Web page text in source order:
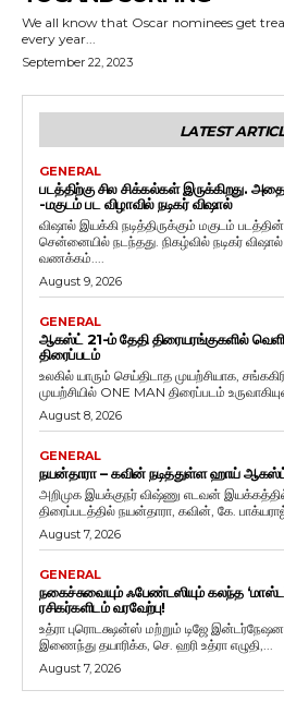
We all know that Oscar nominees get
every year...
September 22, 2023
LATEST
GENERAL
படத்திற்கு சில சிக்கல்கள் இருக்கிறது.
-மகுடம் பட விழாவில் நடிகர் விஷால்
விஷால் இயக்கி நடித்திருக்கும் மகுடம்
சென்னையில் நடந்தது. நிகழ்வில் நடிகர் விஷால் பேசியதாவது, "அனைவருக்கும்
வணக்கம்....
August 9, 2026
GENERAL
ஆகஸ்ட் 21-ம் தேதி திரையரங்குகளில்
திரைப்படம்
உலகில் யாரும் செய்திடாத முயற்சியாக,
முயற்சியில் ONE MAN திரைப்படம்
August 8, 2026
GENERAL
நயன்தாரா – கவின் நடித்துள்ள ஹாய்
அறிமுக இயக்குநர் விஷ்ணு எடவன்
திரைப்படத்தில் நயன்தாரா, கவின், கே. பாக்யராஜ்,
August 7, 2026
GENERAL
நகைச்சுவையும் ஃபேண்டஸியும் கலந்த
ரசிகர்களிடம் வரவேற்பு!
உத்ரா புரொடக்ஷன்ஸ் மற்றும் டிஜே
இணைந்து தயாரிக்க, செ. ஹரி உத்ரா எழுதி,...
August 7, 2026